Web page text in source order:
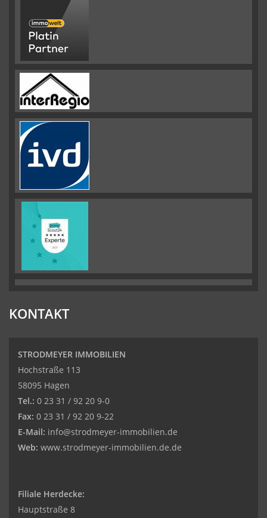
KONTAKT
STRODMEYER IMMOBILIEN
Hochstraße 113
58095 Hagen
Tel.: 0 23 31 / 92 20 9-0
Fax: 0 23 31 / 92 20 9-22
E-Mail: info@strodmeyer-immobilien.de
Web: www.strodmeyer-immobilien.de.de
Filiale Herdecke:
Hauptstraße 8